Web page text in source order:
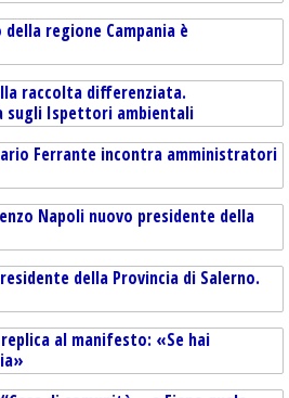
regione Campania è
raccolta differenziata.
sugli Ispettori ambientali
Ferrante incontra amministratori
Napoli nuovo presidente della
della Provincia di Salerno.
replica al manifesto: «Se hai